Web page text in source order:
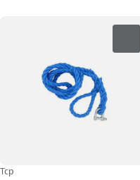
Tcp